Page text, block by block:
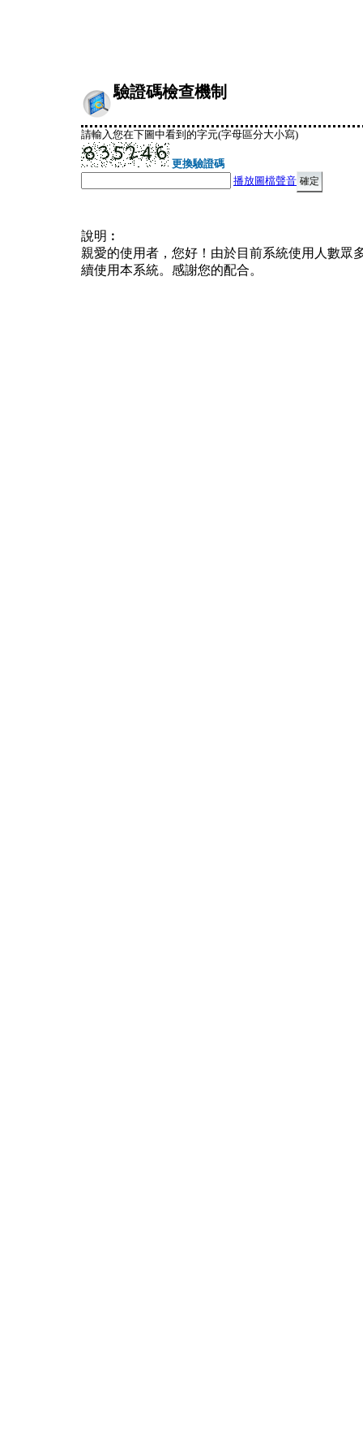
驗證碼檢查機制
請輸入您在下圖中看到的字元(字母區分大小寫)
更換驗證碼
播放圖檔聲音
說明︰
親愛的使用者，您好！由於目前系統使用人數眾
續使用本系統。感謝您的配合。